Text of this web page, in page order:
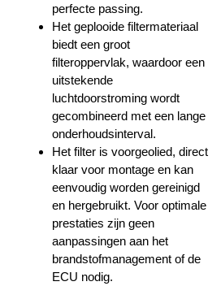
perfecte passing.
Het geplooide filtermateriaal
biedt een groot
filteroppervlak, waardoor een
uitstekende
luchtdoorstroming wordt
gecombineerd met een lange
onderhoudsinterval.
Het filter is voorgeolied, direct
klaar voor montage en kan
eenvoudig worden gereinigd
en hergebruikt. Voor optimale
prestaties zijn geen
aanpassingen aan het
brandstofmanagement of de
ECU nodig.